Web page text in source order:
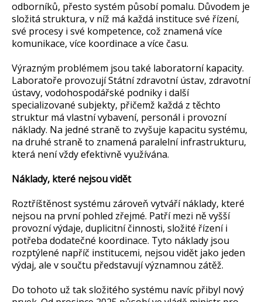
odborníků, přesto systém působí pomalu. Důvodem je
složitá struktura, v níž má každá instituce své řízení,
své procesy i své kompetence, což znamená více
komunikace, více koordinace a více času.
Výrazným problémem jsou také laboratorní kapacity.
Laboratoře provozují Státní zdravotní ústav, zdravotní
ústavy, vodohospodářské podniky i další
specializované subjekty, přičemž každá z těchto
struktur má vlastní vybavení, personál i provozní
náklady. Na jedné straně to zvyšuje kapacitu systému,
na druhé straně to znamená paralelní infrastrukturu,
která není vždy efektivně využívána.
Náklady, které nejsou vidět
Roztříštěnost systému zároveň vytváří náklady, které
nejsou na první pohled zřejmé. Patří mezi ně vyšší
provozní výdaje, duplicitní činnosti, složité řízení i
potřeba dodatečné koordinace. Tyto náklady jsou
rozptýlené napříč institucemi, nejsou vidět jako jeden
výdaj, ale v součtu představují významnou zátěž.
Do tohoto už tak složitého systému navíc přibyl nový